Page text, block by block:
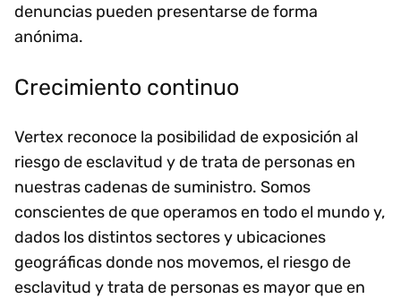
denuncias pueden presentarse de forma
anónima.
Crecimiento continuo
Vertex reconoce la posibilidad de exposición al
riesgo de esclavitud y de trata de personas en
nuestras cadenas de suministro. Somos
conscientes de que operamos en todo el mundo y,
dados los distintos sectores y ubicaciones
geográficas donde nos movemos, el riesgo de
esclavitud y trata de personas es mayor que en